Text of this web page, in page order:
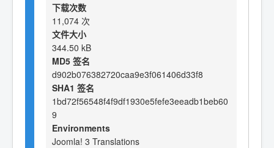
下载次数
11,074 次
文件大小
344.50 kB
MD5 签名
d902b076382720caa9e3f061406d33f8
SHA1 签名
1bd72f56548f4f9df1930e5fefe3eeadb1beb60
9
Environments
Joomla! 3 Translations